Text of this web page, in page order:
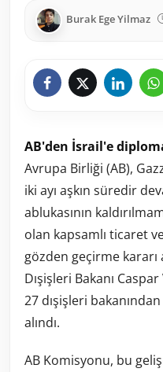
Burak Ege Yilmaz
AB'den İsrail'e
Avrupa Birliği (AB),
iki ayı aşkın süredir
ablukasının
olan kapsamlı ticaret
gözden geçirme kararı
Dışişleri Bakanı
27 dışişleri
alındı.
AB Komisyonu, bu